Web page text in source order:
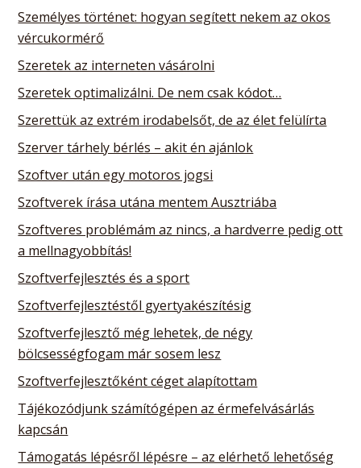
Személyes történet: hogyan segített nekem az okos
vércukormérő
Szeretek az interneten vásárolni
Szeretek optimalizálni. De nem csak kódot…
Szerettük az extrém irodabelsőt, de az élet felülírta
Szerver tárhely bérlés – akit én ajánlok
Szoftver után egy motoros jogsi
Szoftverek írása utána mentem Ausztriába
Szoftveres problémám az nincs, a hardverre pedig ott
a mellnagyobbítás!
Szoftverfejlesztés és a sport
Szoftverfejlesztéstől gyertyakészítésig
Szoftverfejlesztő még lehetek, de négy
bölcsességfogam már sosem lesz
Szoftverfejlesztőként céget alapítottam
Tájékozódjunk számítógépen az érmefelvásárlás
kapcsán
Támogatás lépésről lépésre – az elérhető lehetőség